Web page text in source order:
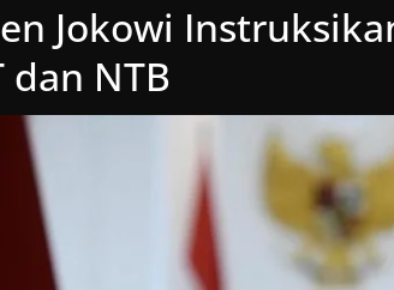
Jokowi
dan NTB